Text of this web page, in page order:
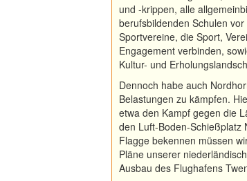
und -krippen, alle
berufsbildenden Schulen
Sportvereine, die Sport,
Engagement verbinden,
Kultur- und
Dennoch habe auch
Belastungen zu kämpfen.
etwa den Kampf gegen die
den Luft-Boden-Schießplatz
Flagge bekennen müssen
Pläne unserer
Ausbau des Flughafens